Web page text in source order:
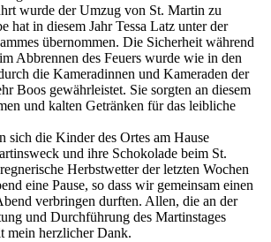
wurde der Umzug von St. Martin zu
hat in diesem Jahr Tessa Latz unter der
übernommen. Die Sicherheit während
Abbrennen des Feuers wurde wie in den
die Kameradinnen und Kameraden der
Boos gewährleistet. Sie sorgten an diesem
und kalten Getränken für das leibliche
sich die Kinder des Ortes am Hause
und ihre Schokolade beim St.
Herbstwetter der letzten Wochen
eine Pause, so dass wir gemeinsam einen
verbringen durften. Allen, die an der
und Durchführung des Martinstages
mein herzlicher Dank.